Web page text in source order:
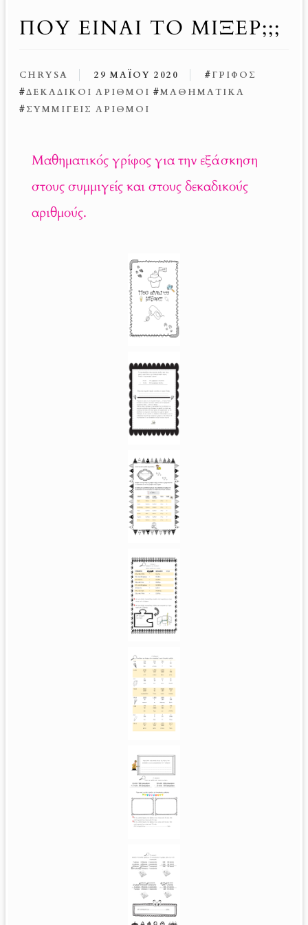
ΠΟΥ ΕΙΝΑΙ ΤΟ ΜΙΞΕΡ;;;
CHRYSA 29 ΜΑΪ́ΟΥ 2020 #ΓΡΊΦΟΣ
#ΔΕΚΑΔΙΚΟΊ ΑΡΙΘΜΟΊ #ΜΑΘΗΜΑΤΙΚΆ
#ΣΥΜΜΙΓΕΊΣ ΑΡΙΘΜΟΊ
Μαθηματικός γρίφος για την εξάσκηση
στους συμμιγείς και στους δεκαδικούς
αριθμούς.